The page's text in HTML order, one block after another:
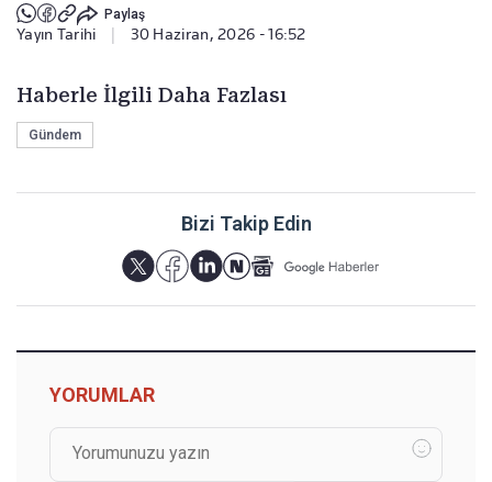
Paylaş
Yayın Tarihi 30 Haziran, 2026 - 16:52
Haberle İlgili Daha Fazlası
Gündem
Bizi Takip Edin
YORUMLAR